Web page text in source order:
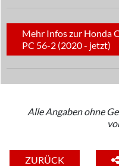
Mehr Infos zur Honda
PC 56-2 (2020 - jetzt)
Alle Angaben ohne
ZURÜCK